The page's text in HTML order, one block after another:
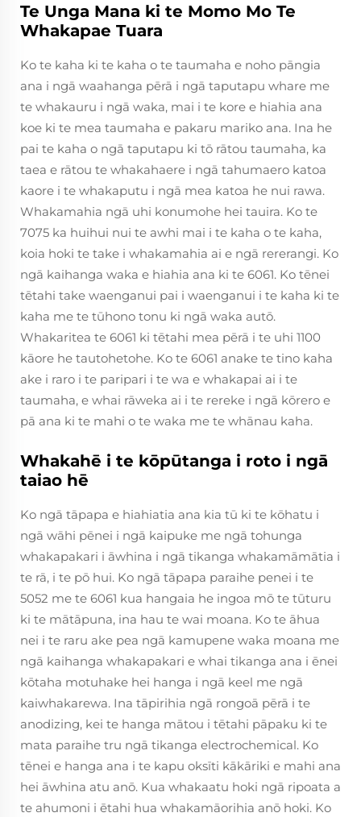
Te Unga Mana ki te Momo Mo Te
Whakapae Tuara
Ko te kaha ki te kaha o te taumaha e noho pāngia
ana i ngā waahanga pērā i ngā taputapu whare me
te whakauru i ngā waka, mai i te kore e hiahia ana
koe ki te mea taumaha e pakaru mariko ana. Ina he
pai te kaha o ngā taputapu ki tō rātou taumaha, ka
taea e rātou te whakahaere i ngā tahumaero katoa
kaore i te whakaputu i ngā mea katoa he nui rawa.
Whakamahia ngā uhi konumohe hei tauira. Ko te
7075 ka huihui nui te awhi mai i te kaha o te kaha,
koia hoki te take i whakamahia ai e ngā rererangi. Ko
ngā kaihanga waka e hiahia ana ki te 6061. Ko tēnei
tētahi take waenganui pai i waenganui i te kaha ki te
kaha me te tūhono tonu ki ngā waka autō.
Whakaritea te 6061 ki tētahi mea pērā i te uhi 1100
kāore he tautohetohe. Ko te 6061 anake te tino kaha
ake i raro i te paripari i te wa e whakapai ai i te
taumaha, e whai rāweka ai i te rereke i ngā kōrero e
pā ana ki te mahi o te waka me te whānau kaha.
Whakahē i te kōpūtanga i roto i ngā
taiao hē
Ko ngā tāpapa e hiahiatia ana kia tū ki te kōhatu i
ngā wāhi pēnei i ngā kaipuke me ngā tohunga
whakapakari i āwhina i ngā tikanga whakamāmātia i
te rā, i te pō hui. Ko ngā tāpapa paraihe penei i te
5052 me te 6061 kua hangaia he ingoa mō te tūturu
ki te mātāpuna, ina hau te wai moana. Ko te āhua
nei i te raru ake pea ngā kamupene waka moana me
ngā kaihanga whakapakari e whai tikanga ana i ēnei
kōtaha motuhake hei hanga i ngā keel me ngā
kaiwhakarewa. Ina tāpirihia ngā rongoā pērā i te
anodizing, kei te hanga mātou i tētahi pāpaku ki te
mata paraihe tru ngā tikanga electrochemical. Ko
tēnei e hanga ana i te kapu oksīti kākāriki e mahi ana
hei āwhina atu anō. Kua whakaatu hoki ngā ripoata a
te ahumoni i ētahi hua whakamāorihia anō hoki. Ko